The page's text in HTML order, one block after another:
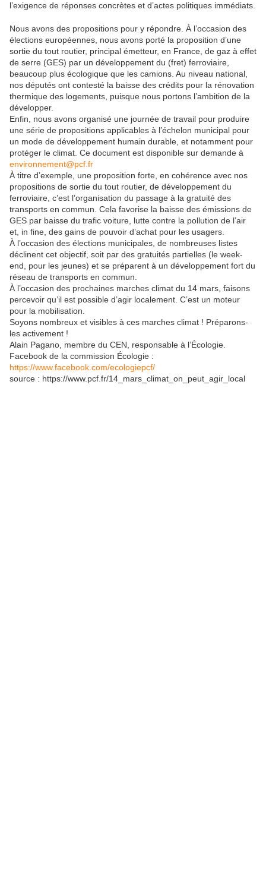
l’exigence de réponses concrètes et d’actes politiques immédiats.
Nous avons des propositions pour y répondre. À l’occasion des
élections européennes, nous avons porté la proposition d’une
sortie du tout routier, principal émetteur, en France, de gaz à effet
de serre (GES) par un développement du (fret) ferroviaire,
beaucoup plus écologique que les camions. Au niveau national,
nos députés ont contesté la baisse des crédits pour la rénovation
thermique des logements, puisque nous portons l’ambition de la
développer.
Enfin, nous avons organisé une journée de travail pour produire
une série de propositions applicables à l’échelon municipal pour
un mode de développement humain durable, et notamment pour
protéger le climat. Ce document est disponible sur demande à
environnement@pcf.fr
À titre d’exemple, une proposition forte, en cohérence avec nos
propositions de sortie du tout routier, de développement du
ferroviaire, c’est l’organisation du passage à la gratuité des
transports en commun. Cela favorise la baisse des émissions de
GES par baisse du trafic voiture, lutte contre la pollution de l’air
et, in fine, des gains de pouvoir d’achat pour les usagers.
À l’occasion des élections municipales, de nombreuses listes
déclinent cet objectif, soit par des gratuités partielles (le week-
end, pour les jeunes) et se préparent à un développement fort du
réseau de transports en commun.
À l’occasion des prochaines marches climat du 14 mars, faisons
percevoir qu’il est possible d’agir localement. C’est un moteur
pour la mobilisation.
Soyons nombreux et visibles à ces marches climat ! Préparons-
les activement !
Alain Pagano, membre du CEN, responsable à l’Écologie.
Facebook de la commission Écologie :
https://www.facebook.com/ecologiepcf/
source : https://www.pcf.fr/14_mars_climat_on_peut_agir_local